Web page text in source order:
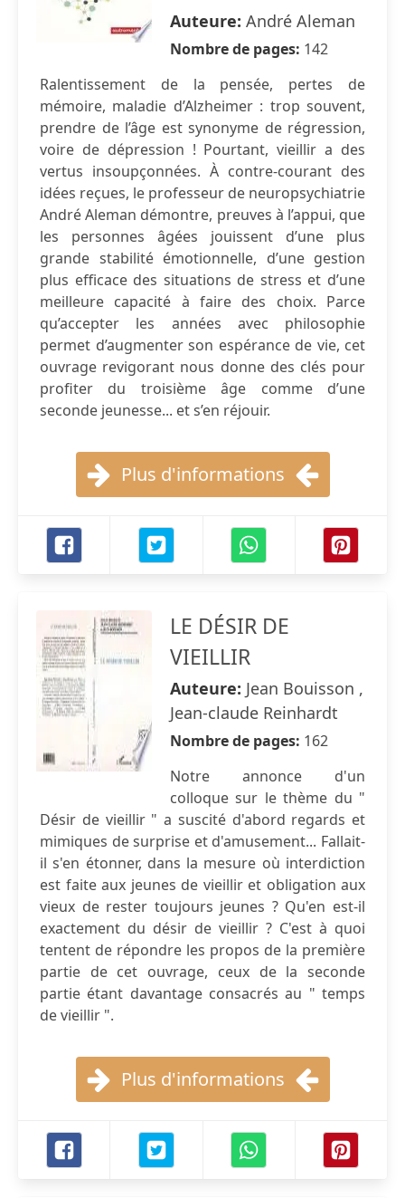
Auteure: André Aleman
Nombre de pages: 142
Ralentissement de la pensée, pertes de
mémoire, maladie d’Alzheimer : trop souvent,
prendre de l’âge est synonyme de régression,
voire de dépression ! Pourtant, vieillir a des
vertus insoupçonnées. À contre-courant des
idées reçues, le professeur de neuropsychiatrie
André Aleman démontre, preuves à l’appui, que
les personnes âgées jouissent d’une plus
grande stabilité émotionnelle, d’une gestion
plus efficace des situations de stress et d’une
meilleure capacité à faire des choix. Parce
qu’accepter les années avec philosophie
permet d’augmenter son espérance de vie, cet
ouvrage revigorant nous donne des clés pour
profiter du troisième âge comme d’une
seconde jeunesse... et s’en réjouir.
Plus d'informations
LE DÉSIR DE
VIEILLIR
Auteure: Jean Bouisson ,
Jean-claude Reinhardt
Nombre de pages: 162
Notre annonce d'un
colloque sur le thème du "
Désir de vieillir " a suscité d'abord regards et
mimiques de surprise et d'amusement... Fallait-
il s'en étonner, dans la mesure où interdiction
est faite aux jeunes de vieillir et obligation aux
vieux de rester toujours jeunes ? Qu'en est-il
exactement du désir de vieillir ? C'est à quoi
tentent de répondre les propos de la première
partie de cet ouvrage, ceux de la seconde
partie étant davantage consacrés au " temps
de vieillir ".
Plus d'informations